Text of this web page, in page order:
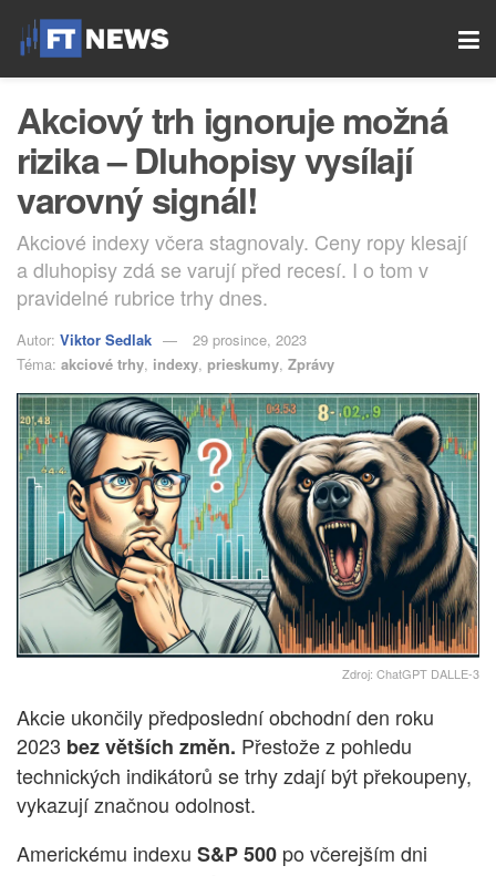
Akciový trh ignoruje možná
rizika – Dluhopisy vysílají
varovný signál!
Akciové indexy včera stagnovaly. Ceny ropy klesají
a dluhopisy zdá se varují před recesí. I o tom v
pravidelné rubrice trhy dnes.
Autor: Viktor Sedlak
29 prosince, 2023
Téma: akciové trhy, indexy, prieskumy, Zprávy
Zdroj: ChatGPT DALLE-3
Akcie ukončily předposlední obchodní den roku
2023 bez větších změn. Přestože z pohledu
technických indikátorů se trhy zdají být překoupeny,
vykazují značnou odolnost.
Americkému indexu S&P 500 po včerejším dni